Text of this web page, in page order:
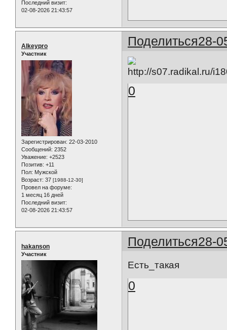
Последний визит:
02-08-2026 21:43:57
Поделиться28-
Alkeypro
Участник
Зарегистрирован: 22-03-2010
Сообщений: 2352
Уважение: +2523
Позитив: +11
Пол: Мужской
Возраст: 37 [1988-12-30]
Провел на форуме:
1 месяц 16 дней
Последний визит:
02-08-2026 21:43:57
0
Поделиться28-
hakanson
Участник
Есть_такая
0